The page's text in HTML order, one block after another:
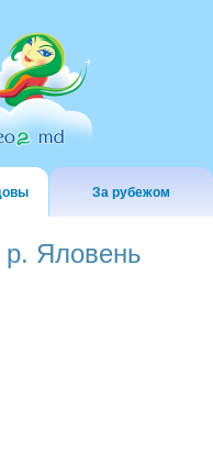
За рубежом
р. Яловень